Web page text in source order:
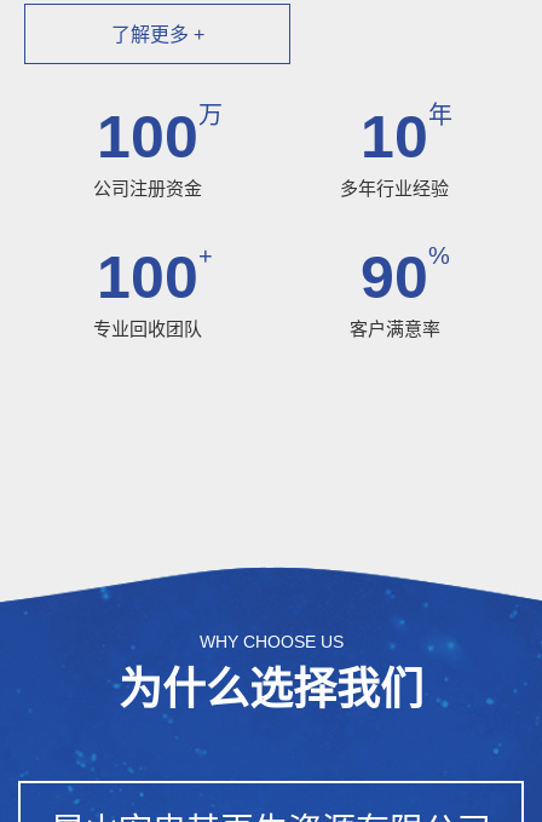
了解更多 +
100万
公司注册资金
10年
多年行业经验
100+
专业回收团队
90%
客户满意率
WHY CHOOSE US
为什么选择我们